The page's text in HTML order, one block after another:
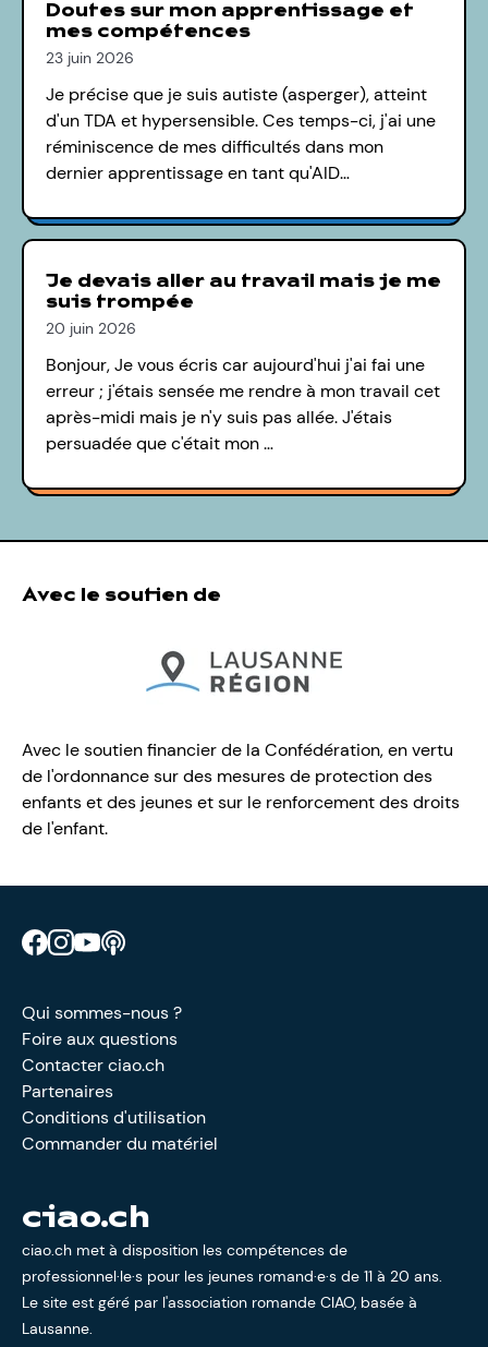
Doutes sur mon apprentissage et
mes compétences
23 juin 2026
Je précise que je suis autiste (asperger), atteint
d'un TDA et hypersensible. Ces temps-ci, j'ai une
réminiscence de mes difficultés dans mon
dernier apprentissage en tant qu'AID…
Je devais aller au travail mais je me
suis trompée
20 juin 2026
Bonjour, Je vous écris car aujourd'hui j'ai fai une
erreur ; j'étais sensée me rendre à mon travail cet
après-midi mais je n'y suis pas allée. J'étais
persuadée que c'était mon …
Avec le soutien de
Avec le soutien financier de la Confédération, en vertu
de l'ordonnance sur des mesures de protection des
enfants et des jeunes et sur le renforcement des droits
de l'enfant.
Retrouve CIAO sur Facebook
Retrouve CIAO sur Instagram
Retrouve CIAO sur YouTube
Qui sommes-nous ?
Foire aux questions
Contacter ciao.ch
Partenaires
Conditions d'utilisation
Commander du matériel
ciao.ch
ciao.ch met à disposition les compétences de
professionnel·le·s pour les jeunes romand·e·s de 11 à 20 ans.
Le site est géré par l'association romande CIAO, basée à
Lausanne.